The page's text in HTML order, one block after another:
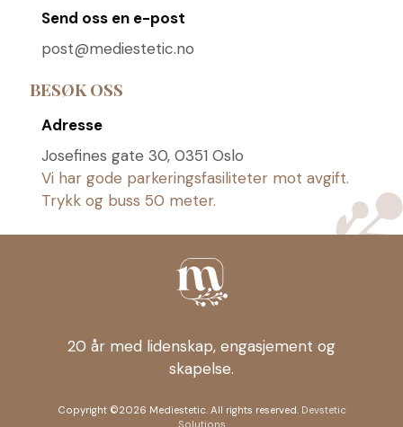
Send oss ​​en e-post
post@mediestetic.no
BESØK OSS
Adresse
Josefines gate 30, 0351 Oslo
Vi har gode parkeringsfasiliteter mot avgift.
Trykk og buss 50 meter.
20 år med lidenskap, engasjement og
skapelse.
Copyright ©2026 Mediestetic. All rights reserved. Devstetic